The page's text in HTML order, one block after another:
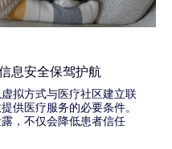
息安全保驾护航
拟方式与医疗社区建立联
供医疗服务的必要条件。
，不仅会降低患者信任